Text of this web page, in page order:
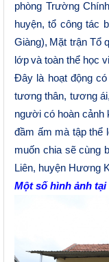
phòng Trường
huyện, tổ công tác
Giàng), Mặt trận Tổ
lớpvà toàn thể học
Đây là hoạt động
tương thân, tương
người có hoàn cảnh
đầm ấm mà tập thể
muốn chia sẽ cùng
Liên, huyện Hương
Một số hình ảnh